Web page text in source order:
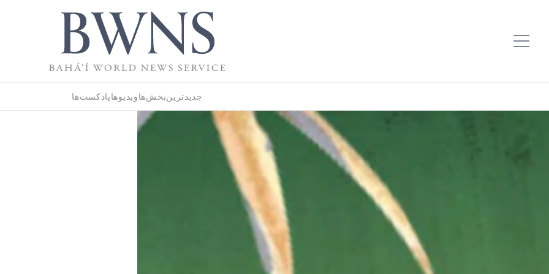
جدیدترینبخش‌هاویدیوهاپادکست‌ها